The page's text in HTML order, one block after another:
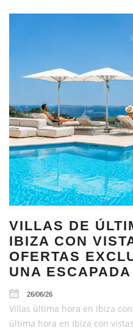
VILLAS DE
IBIZA CON
OFERTAS
UNA
26/06/26
Villas última hora en Ibiza
última hora en Ibiza con